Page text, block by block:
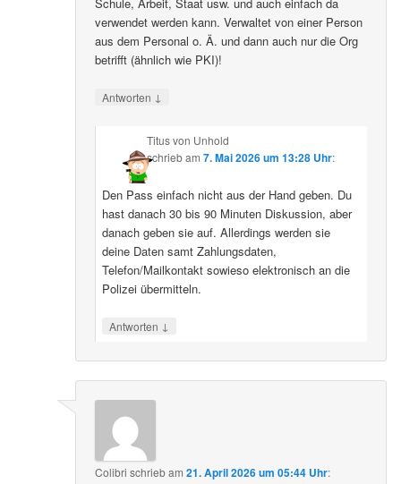
verwendet werden kann. Verwaltet von einer Person
aus dem Personal o. Ä. und dann auch nur die Org
betrifft (ähnlich wie PKI)!
Antworten ↓
Titus von Unhold
schriebam 7. Mai 2026 um 13:28 Uhr:
Den Pass einfach nicht aus der Hand geben. Du
hast danach 30 bis 90 Minuten Diskussion, aber
danach geben sie auf. Allerdings werden sie
deine Daten samt Zahlungsdaten,
Telefon/Mailkontakt sowieso elektronisch an die
Polizei übermitteln.
Antworten ↓
Colibri schriebam21. April 2026 um 05:44 Uhr: